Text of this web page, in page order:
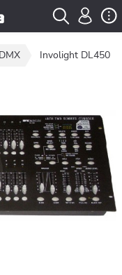
Involight DL450